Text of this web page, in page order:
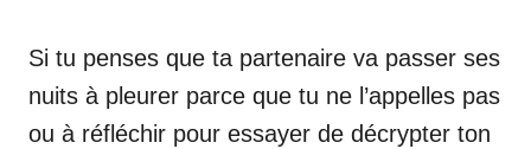
Si tu penses que ta partenaire va passer ses
nuits à pleurer parce que tu ne l’appelles pas
ou à réfléchir pour essayer de décrypter ton